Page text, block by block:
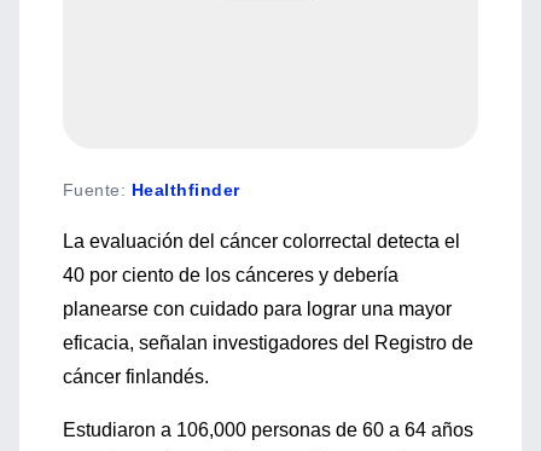
Fuente: Healthfinder
La evaluación del cáncer colorrectal detecta el
40 por ciento de los cánceres y debería
planearse con cuidado para lograr una mayor
eficacia, señalan investigadores del Registro de
cáncer finlandés.
Estudiaron a 106,000 personas de 60 a 64 años